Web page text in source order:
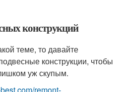
конструкций
теме, то давайте
конструкции, чтобы
уж скупым.
remont-